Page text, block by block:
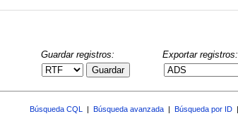
Guardar registros:
Guardar
Exportar registros:
Búsqueda CQL Búsqueda avanzada Búsqueda por ID